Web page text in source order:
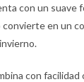
con un suave
en un
con facilidad